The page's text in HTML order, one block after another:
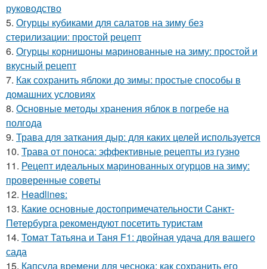
руководство
5. Огурцы кубиками для салатов на зиму без
стерилизации: простой рецепт
6. Огурцы корнишоны маринованные на зиму: простой и
вкусный рецепт
7. Как сохранить яблоки до зимы: простые способы в
домашних условиях
8. Основные методы хранения яблок в погребе на
полгода
9. Трава для заткания дыр: для каких целей используется
10. Трава от поноса: эффективные рецепты из гузно
11. Рецепт идеальных маринованных огурцов на зиму:
проверенные советы
12. Headlines:
13. Какие основные достопримечательности Санкт-
Петербурга рекомендуют посетить туристам
14. Томат Татьяна и Таня F1: двойная удача для вашего
сада
15. Капсула времени для чеснока: как сохранить его